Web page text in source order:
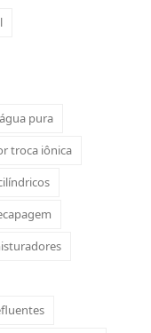
pura
troca iônica